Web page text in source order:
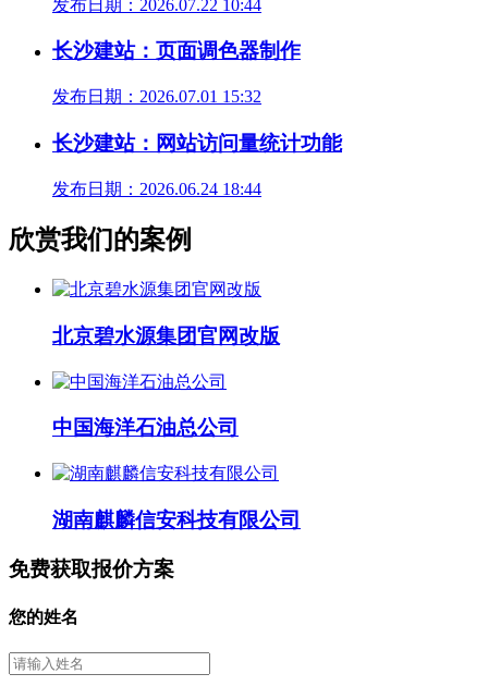
发布日期：2026.07.22 10:44
长沙建站：页面调色器制作
发布日期：2026.07.01 15:32
长沙建站：网站访问量统计功能
发布日期：2026.06.24 18:44
欣赏我们的案例
北京碧水源集团官网改版
中国海洋石油总公司
湖南麒麟信安科技有限公司
免费获取报价方案
您的姓名